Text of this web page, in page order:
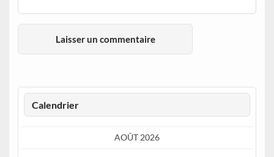
Calendrier
AOÛT 2026